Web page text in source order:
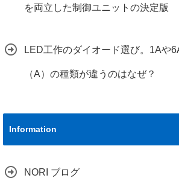
を両立した制御ユニットの決定版
LED工作のダイオード選び。1Aや
（A）の種類が違うのはなぜ？
Information
NORI ブログ